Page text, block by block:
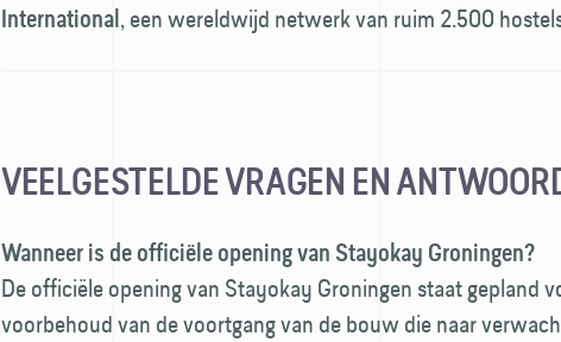
International , een wereldwijd netwerk van ruim 2.500
VEELGESTELDE VRAGEN EN
Wanneer is de officiële opening van Stayokay Groningen?
De officiële opening van Stayokay Groningen staat gepland
voorbehoud van de voortgang van de bouw die naar